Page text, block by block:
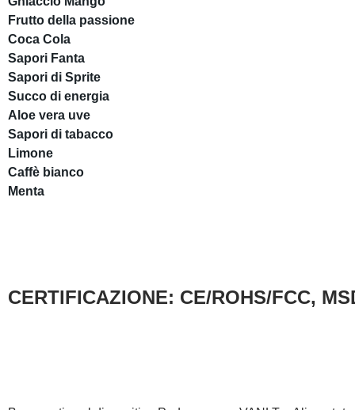
Frutto della passione
Coca Cola
Sapori Fanta
Sapori di Sprite
Succo di energia
Aloe vera uve
Sapori di tabacco
Limone
Caffè bianco
Menta
CERTIFICAZIONE: CE/ROHS/FCC,